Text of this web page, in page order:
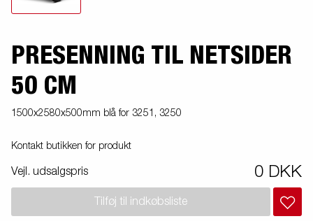
PRESENNING TIL NETSIDER
50 CM
1500x2580x500mm blå for 3251, 3250
Kontakt butikken for produkt
Vejl. udsalgspris 0 DKK
Tilføj til indkøbsliste